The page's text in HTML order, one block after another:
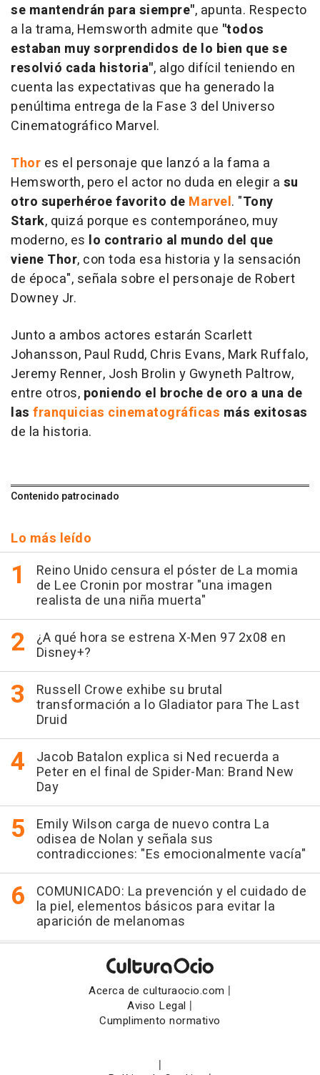
se mantendrán para siempre", apunta. Respecto
a la trama, Hemsworth admite que "todos
estaban muy sorprendidos de lo bien que se
resolvió cada historia", algo difícil teniendo en
cuenta las expectativas que ha generado la
penúltima entrega de la Fase 3 del Universo
Cinematográfico Marvel.
Thor es el personaje que lanzó a la fama a
Hemsworth, pero el actor no duda en elegir a su
otro superhéroe favorito de Marvel. "Tony
Stark, quizá porque es contemporáneo, muy
moderno, es lo contrario al mundo del que
viene Thor, con toda esa historia y la sensación
de época", señala sobre el personaje de Robert
Downey Jr.
Junto a ambos actores estarán Scarlett
Johansson, Paul Rudd, Chris Evans, Mark Ruffalo,
Jeremy Renner, Josh Brolin y Gwyneth Paltrow,
entre otros, poniendo el broche de oro a una de
las franquicias cinematográficas más exitosas
de la historia.
Contenido patrocinado
Lo más leído
Reino Unido censura el póster de La momia
de Lee Cronin por mostrar "una imagen
realista de una niña muerta"
¿A qué hora se estrena X-Men 97 2x08 en
Disney+?
Russell Crowe exhibe su brutal
transformación a lo Gladiator para The Last
Druid
Jacob Batalon explica si Ned recuerda a
Peter en el final de Spider-Man: Brand New
Day
Emily Wilson carga de nuevo contra La
odisea de Nolan y señala sus
contradicciones: "Es emocionalmente vacía"
COMUNICADO: La prevención y el cuidado de
la piel, elementos básicos para evitar la
aparición de melanomas
Acerca de culturaocio.com |
Aviso Legal |
Cumplimento normativo
|